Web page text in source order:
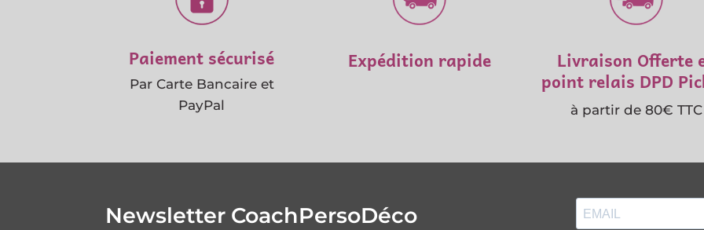
Paiement sécurisé
Par Carte Bancaire et
PayPal
Expédition rapide Livraison Offerte
point relais DPD
à partir de 80€ TTC
Newsletter CoachPersoDéco